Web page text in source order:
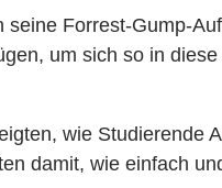
Forrest-Gump-
um sich so in
wie Studierende
damit, wie einfach